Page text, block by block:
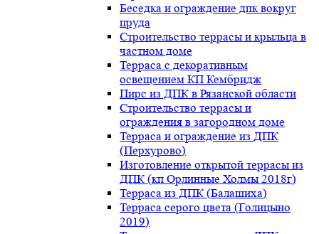
Беседка и ограждение дпк вокруг
пруда
Строительство террасы и крыльца в
частном доме
Терраса с декоративным
освещением КП Кембридж
Пирс из ДПК в Рязанской области
Строительство террасы и
ограждения в загородном доме
Терраса и ограждение из ДПК
(Перхурово)
Изготовление открытой террасы из
ДПК (кп Орлинные Холмы 2018г)
Терраса из ДПК (Балашиха)
Терраса серого цвета (Голицыно
2019)